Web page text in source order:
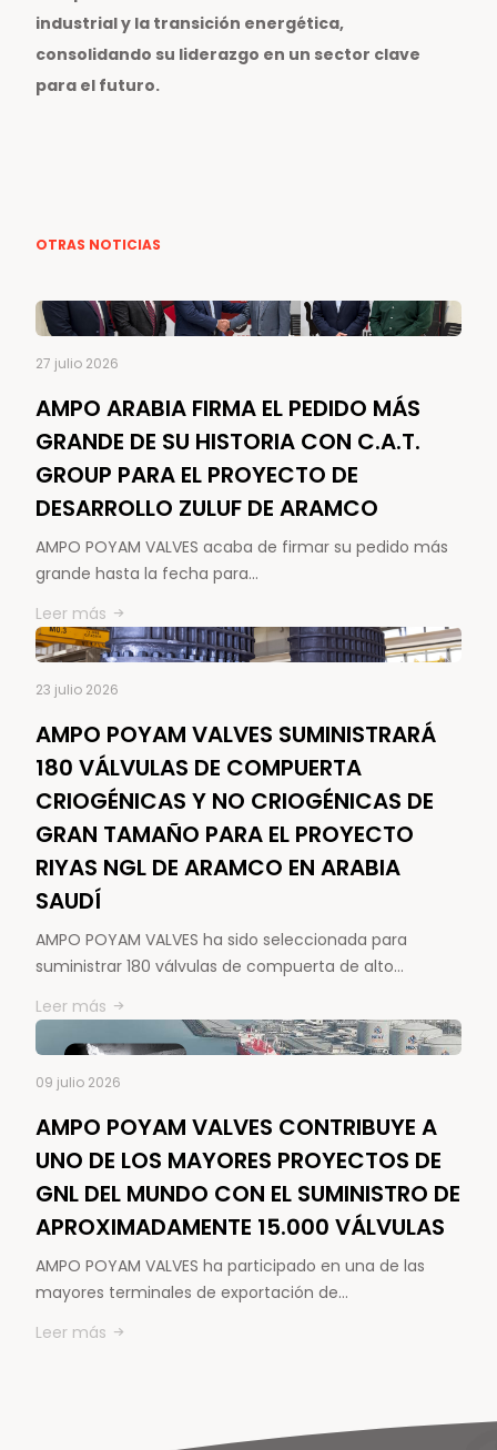
industrial y la transición energética,
consolidando su liderazgo en un sector clave
para el futuro.
OTRAS NOTICIAS
27 julio 2026
AMPO ARABIA FIRMA EL PEDIDO MÁS
GRANDE DE SU HISTORIA CON C.A.T.
GROUP PARA EL PROYECTO DE
DESARROLLO ZULUF DE ARAMCO
AMPO POYAM VALVES acaba de firmar su pedido más
grande hasta la fecha para…
Leer más
23 julio 2026
AMPO POYAM VALVES SUMINISTRARÁ
180 VÁLVULAS DE COMPUERTA
CRIOGÉNICAS Y NO CRIOGÉNICAS DE
GRAN TAMAÑO PARA EL PROYECTO
RIYAS NGL DE ARAMCO EN ARABIA
SAUDÍ
AMPO POYAM VALVES ha sido seleccionada para
suministrar 180 válvulas de compuerta de alto…
Leer más
09 julio 2026
AMPO POYAM VALVES CONTRIBUYE A
UNO DE LOS MAYORES PROYECTOS DE
GNL DEL MUNDO CON EL SUMINISTRO DE
APROXIMADAMENTE 15.000 VÁLVULAS
AMPO POYAM VALVES ha participado en una de las
mayores terminales de exportación de…
Leer más